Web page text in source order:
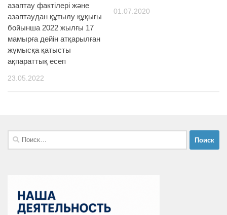
азаптау фактілері және
азаптаудан құтылу құқығы
бойынша 2022 жылғы 17
мамырға дейін атқарылған
жұмысқа қатысты
ақпараттық есеп
23.05.2022
01.07.2020
Найти: